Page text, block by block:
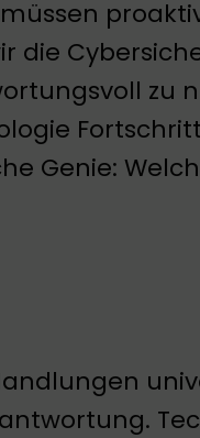
die
zu
Genie: